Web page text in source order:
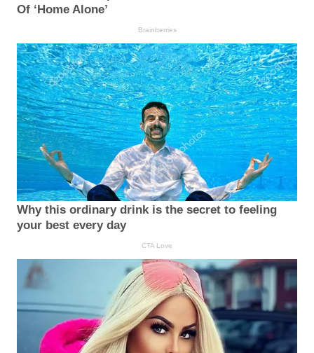
Of ‘Home Alone’
Brainberries
Why this ordinary drink is the secret to feeling
your best every day
CTA Love